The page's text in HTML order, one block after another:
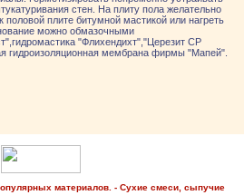
стен. На плиту пола желательно
половой плите битумной мастикой или нагреть
можно обмазочными
"Флихендихт","Церезит СР
гидроизоляционная мембрана фирмы "Мапей".
материалов. - Сухие смеси, сыпучие